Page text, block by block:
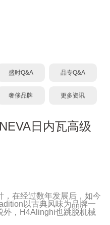
盛时Q&A 品专Q&A
奢侈品牌 更多资讯
日内瓦高级
，在经过数年发展后，如今
以古典风味为品牌一
外，H4Alinghi也跳脱机械